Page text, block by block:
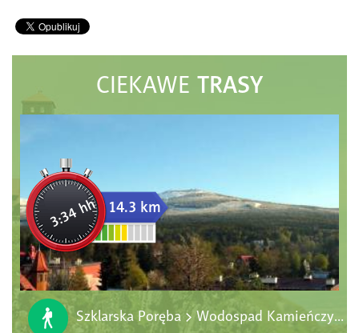
CIEKAWE TRASY
3:34 hh 14.3 km
Szklarska Poręba > Wodospad Kamieńczyka > Hala Szrenicka > Szrenica > Schronisko PTTK "Pod Łabskim Szczytem" > Szklarska Poręba